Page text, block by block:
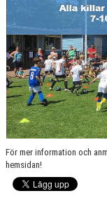
BLI MEDLEM
För mer information och
hemsidan!